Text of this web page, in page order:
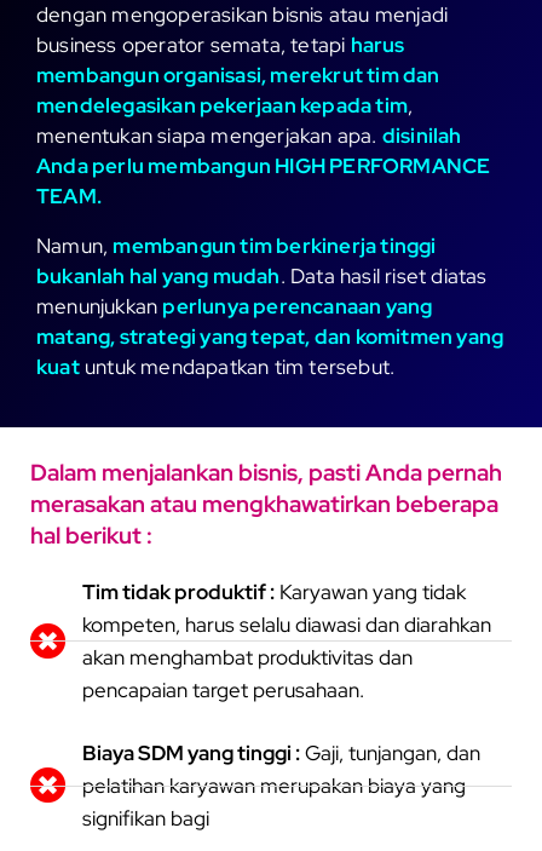
dengan mengoperasikan bisnis atau menjadi
business operator semata, tetapi harus
membangun organisasi, merekrut tim dan
mendelegasikan pekerjaan kepada tim,
menentukan siapa mengerjakan apa. disinilah
Anda perlu membangun HIGH PERFORMANCE
TEAM.
Namun, membangun tim berkinerja tinggi
bukanlah hal yang mudah. Data hasil riset diatas
menunjukkan perlunya perencanaan yang
matang, strategi yang tepat, dan komitmen yang
kuatuntuk mendapatkan tim tersebut.
Dalam menjalankan bisnis, pasti Anda pernah
merasakan atau mengkhawatirkan beberapa
hal berikut :
Tim tidak produktif :Karyawan yang tidak
kompeten, harus selalu diawasi dan diarahkan
akan menghambat produktivitas dan
pencapaian target perusahaan.
Biaya SDM yang tinggi :Gaji, tunjangan, dan
pelatihan karyawan merupakan biaya yang
signifikan bagi